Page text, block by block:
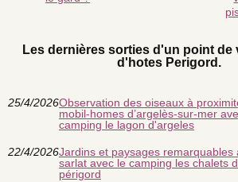
Les dernières sorties d'un point de
d'hotes Perigord.
25/4/2026Observation des oiseaux à
mobil-homes d’argelès-sur-mer
camping le lagon d'argeles
22/4/2026Jardins et paysages remarquables
sarlat avec le camping les chalets
périgord